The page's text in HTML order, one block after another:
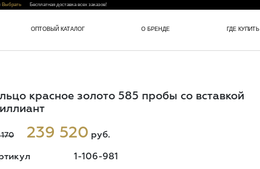
ВыбратьБесплатная доставка всех заказов!
ОПТОВЫЙ КАТАЛОГ О БРЕНДЕ ГДЕ КУПИТЬ
красное золото 585 пробы со вставкой
239 520 руб.
1-106-981